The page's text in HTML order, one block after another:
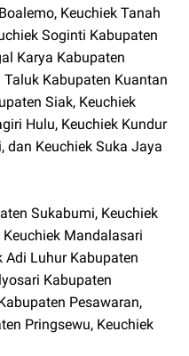
Keuchiek Tanah
Soginti Kabupaten
Karya Kabupaten
Kabupaten Kuantan
Siak, Keuchiek
Hulu, Keuchiek Kundur
dan Keuchiek Suka Jaya
Sukabumi, Keuchiek
Mandalasari
Adi Luhur Kabupaten
Kabupaten
Pesawaran,
Pringsewu, Keuchiek